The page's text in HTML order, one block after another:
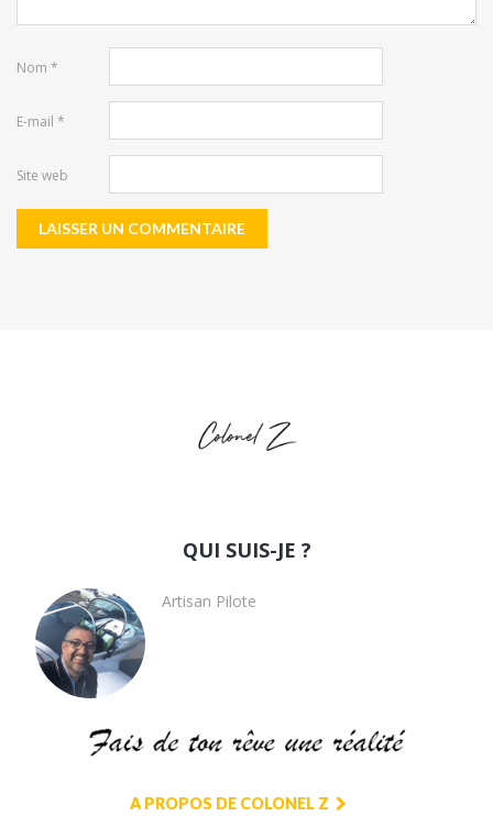
Nom *
E-mail *
Site web
QUI SUIS-JE ?
Artisan Pilote
A PROPOS DE COLONEL Z